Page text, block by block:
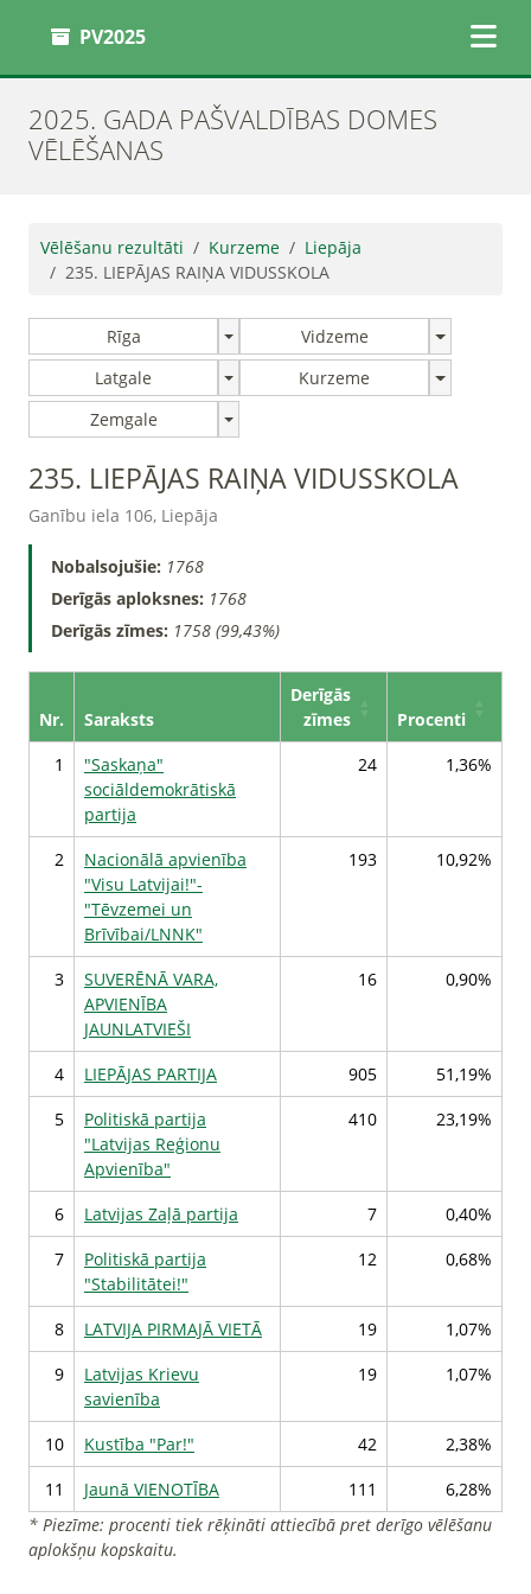
PV2025
2025. GADA PAŠVALDĪBAS DOMES
VĒLĒŠANAS
Vēlēšanu rezultāti Kurzeme
Liepāja
235. LIEPĀJAS RAIŅA VIDUSSKOLA
Rīga
Vidzeme
Latgale
Kurzeme
Zemgale
235. LIEPĀJAS RAIŅA VIDUSSKOLA
Ganību iela 106, Liepāja
Nobalsojušie: 1768
Derīgās aploksnes: 1768
Derīgās zīmes: 1758 (99,43%)
Nr. Saraksts
Derīgās
zīmes
Procenti
1
"Saskaņa"
sociāldemokrātiskā
partija
24 1,36%
2
Nacionālā apvienība
"Visu Latvijai!"-
"Tēvzemei un
Brīvībai/LNNK"
193 10,92%
3
SUVERĒNĀ VARA,
APVIENĪBA
JAUNLATVIEŠI
16 0,90%
4 LIEPĀJAS PARTIJA 905
51,19%
5
Politiskā partija
"Latvijas Reģionu
Apvienība"
410 23,19%
6 Latvijas Zaļā partija 7
0,40%
7
Politiskā partija
"Stabilitātei!"
12 0,68%
8 LATVIJA PIRMAJĀ VIETĀ 19
1,07%
9
Latvijas Krievu
savienība
19 1,07%
10 Kustība "Par!" 42
2,38%
11
Jaunā VIENOTĪBA 111
6,28%
* Piezīme: procenti tiek rēķināti attiecībā pret derīgo vēlēšanu
aplokšņu kopskaitu.